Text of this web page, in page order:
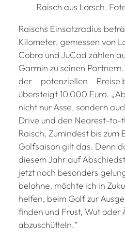
Raisch aus Lorsch.
Raischs Einsatzradius
Kilometer, gemessen von
Cobra und JuCad zählen
Garmin zu seinen
der – potenziellen – Preise
übersteigt 10.000 Euro.
nicht nur Asse, sondern
Drive und den Nearest-to-
Raisch. Zumindest bis zum
Golfsaison gilt das. Denn
diesem Jahr auf
jetzt noch besonders
belohne, möchte ich in
helfen, beim Golf zur
finden und Frust, Wut oder
abzuschütteln.“